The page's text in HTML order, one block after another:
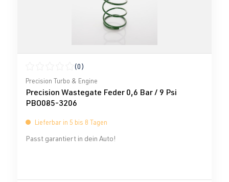
Durchschnittliche Bewertung von 0 von 5 Sternen
(0)
Precision Turbo & Engine
Precision Wastegate Feder 0,6 Bar / 9 Psi
PBO085-3206
Lieferbar in 5 bis 8 Tagen
Passt garantiert in dein Auto!